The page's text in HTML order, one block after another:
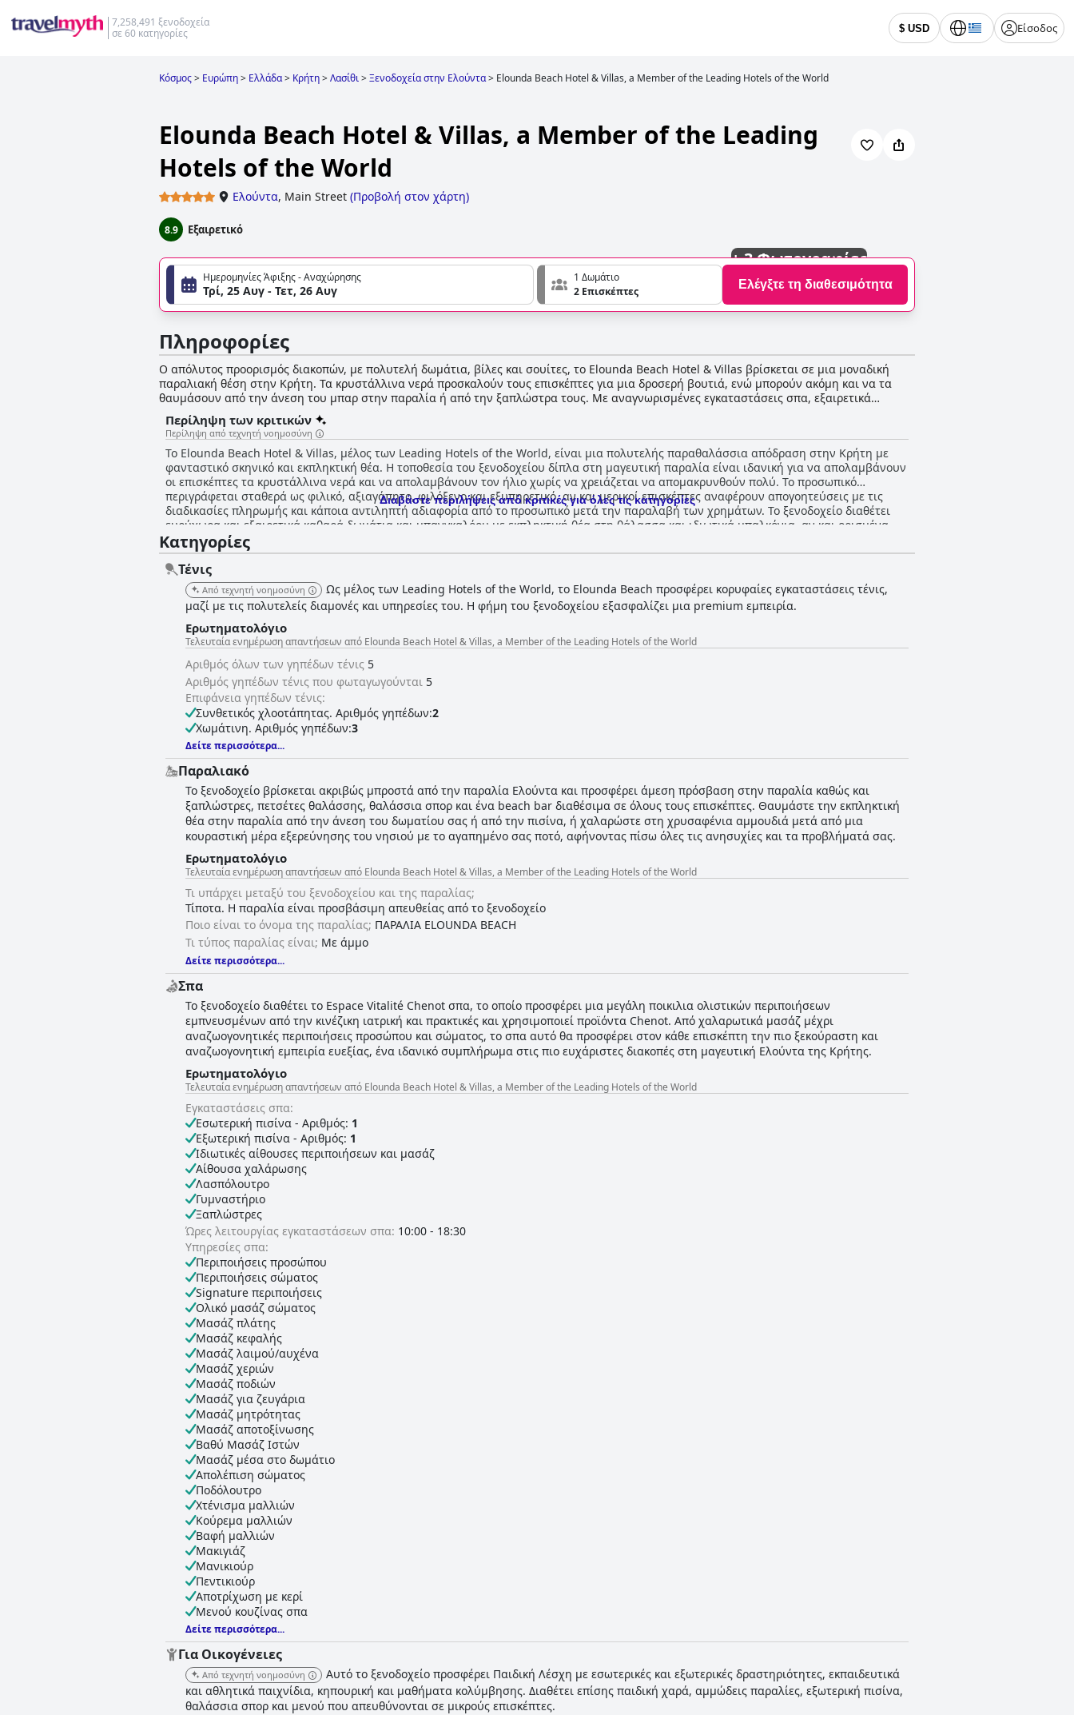
7,258,491 ξενοδοχεία
σε 60 κατηγορίες
$ USD Είσοδος
Κόσμος> Ευρώπη> Ελλάδα> Κρήτη>Λασίθι>Ξενοδοχεία στην Ελούντα> Elounda Beach Hotel & Villas, a Member of the Leading Hotels of the World
Elounda Beach Hotel & Villas, a Member of the Leading
Hotels of the World
Ελούντα, Main Street (Προβολή στον χάρτη)
8.9 Εξαιρετικό
+3 Φωτογραφίες
Ημερομηνίες Άφιξης - Αναχώρησης
Τρί, 25 Αυγ - Τετ, 26 Αυγ
1 Δωμάτιο
2 Επισκέπτες
Ελέγξτε τη διαθεσιμότητα
Πληροφορίες
Ο απόλυτος προορισμός διακοπών, με πολυτελή δωμάτια, βίλες και σουίτες, το Elounda Beach Hotel & Villas βρίσκεται σε μια μοναδική
παραλιακή θέση στην Κρήτη. Τα κρυστάλλινα νερά προσκαλούν τους επισκέπτες για μια δροσερή βουτιά, ενώ μπορούν ακόμη και να τα
θαυμάσουν από την άνεση του μπαρ στην παραλία ή από την ξαπλώστρα τους. Με αναγνωρισμένες εγκαταστάσεις σπα, εξαιρετικά
εστιατόρια και την πιο εκθαμβωτική παραλιακή τοποθεσία, το ξενοδοχείο αυτό είναι σίγουρο πως θα σας προσφέρει όλα όσα χρειάζεστε
για να περάσετε τις πιο χαλαρωτικές και ευχάριστες διακοπές στην Κρήτη.
Περίληψη των κριτικών
Περίληψη από τεχνητή νοημοσύνη
Το Elounda Beach Hotel & Villas, μέλος των Leading Hotels of the World, είναι μια πολυτελής παραθαλάσσια απόδραση στην Κρήτη με
φανταστικό σκηνικό και εκπληκτική θέα. Η τοποθεσία του ξενοδοχείου δίπλα στη μαγευτική παραλία είναι ιδανική για να απολαμβάνουν
οι επισκέπτες τα κρυστάλλινα νερά και να απολαμβάνουν τον ήλιο χωρίς να χρειάζεται να απομακρυνθούν πολύ. Το προσωπικό
περιγράφεται σταθερά ως φιλικό, αξιαγάπητο, φιλόξενο και εξυπηρετικό, αν και μερικοί επισκέπτες αναφέρουν απογοητεύσεις με τις
διαδικασίες πληρωμής και κάποια αντιληπτή αδιαφορία από το προσωπικό μετά την παραλαβή των χρημάτων. Το ξενοδοχείο διαθέτει
ευρύχωρα και εξαιρετικά καθαρά δωμάτια και μπανγκαλόου με εκπληκτική θέα στη θάλασσα και ιδιωτικά μπαλκόνια, αν και ορισμένα
μπορεί να είναι ξεπερασμένα και να χρειάζονται ανακαίνιση. Το πρωινό είναι μια ανάμικτη εμπειρία για τους επισκέπτες με κάποιους να
το βρίσκουν εξαιρετικό και άλλους να το βρίσκουν μέτριο. Το καθαρό περιβάλλον του ξενοδοχείου και η εξαιρετική εξυπηρέτηση
εντυπωσίασαν την πλειοψηφία των επισκεπτών. Το ξενοδοχείο προσφέρει δύο πανέμορφες πισίνες εξοπλισμένες με επιλογές για
εξωτερικά καθίσματα και μια παιδική πισίνα που είναι ιδανική για τους μικρούς επισκέπτες. Συνολικά, το Elounda Beach Hotel & Villas
αποπνέει κλασική κομψότητα και ευγένεια, καθιστώντας το μια εξαιρετική επιλογή για τους ταξιδιώτες που αναζητούν μια πολυτελή
παραθαλάσσια απόδραση στην Κρήτη.
Διαβάστε περιλήψεις από κριτικές για όλες τις κατηγορίες
Κατηγορίες
Τένις
Από τεχνητή νοημοσύνη
Ως μέλος των Leading Hotels of the World, το Elounda Beach προσφέρει κορυφαίες εγκαταστάσεις τένις,
μαζί με τις πολυτελείς διαμονές και υπηρεσίες του. Η φήμη του ξενοδοχείου εξασφαλίζει μια premium εμπειρία.
Ερωτηματολόγιο
Τελευταία ενημέρωση απαντήσεων από Elounda Beach Hotel & Villas, a Member of the Leading Hotels of the World
Αριθμός όλων των γηπέδων τένις 5
Αριθμός γηπέδων τένις που φωταγωγούνται 5
Επιφάνεια γηπέδων τένις:
Συνθετικός χλοοτάπητας. Αριθμός γηπέδων:2
Χωμάτινη. Αριθμός γηπέδων:3
Δείτε περισσότερα...
Παραλιακό
Το ξενοδοχείο βρίσκεται ακριβώς μπροστά από την παραλία Ελούντα και προσφέρει άμεση πρόσβαση στην παραλία καθώς και
ξαπλώστρες, πετσέτες θαλάσσης, θαλάσσια σπορ και ένα beach bar διαθέσιμα σε όλους τους επισκέπτες. Θαυμάστε την εκπληκτική
θέα στην παραλία από την άνεση του δωματίου σας ή από την πισίνα, ή χαλαρώστε στη χρυσαφένια αμμουδιά μετά από μια
κουραστική μέρα εξερεύνησης του νησιού με το αγαπημένο σας ποτό, αφήνοντας πίσω όλες τις ανησυχίες και τα προβλήματά σας.
Ερωτηματολόγιο
Τελευταία ενημέρωση απαντήσεων από Elounda Beach Hotel & Villas, a Member of the Leading Hotels of the World
Τι υπάρχει μεταξύ του ξενοδοχείου και της παραλίας;
Τίποτα. Η παραλία είναι προσβάσιμη απευθείας από το ξενοδοχείο
Ποιο είναι το όνομα της παραλίας; ΠΑΡΑΛΙΑ ELOUNDA BEACH
Τι τύπος παραλίας είναι; Με άμμο
Δείτε περισσότερα...
Σπα
Το ξενοδοχείο διαθέτει το Espace Vitalité Chenot σπα, το οποίο προσφέρει μια μεγάλη ποικιλια ολιστικών περιποιήσεων
εμπνευσμένων από την κινέζικη ιατρική και πρακτικές και χρησιμοποιεί προϊόντα Chenot. Από χαλαρωτικά μασάζ μέχρι
αναζωογονητικές περιποιήσεις προσώπου και σώματος, το σπα αυτό θα προσφέρει στον κάθε επισκέπτη την πιο ξεκούραστη και
αναζωογονητική εμπειρία ευεξίας, ένα ιδανικό συμπλήρωμα στις πιο ευχάριστες διακοπές στη μαγευτική Ελούντα της Κρήτης.
Ερωτηματολόγιο
Τελευταία ενημέρωση απαντήσεων από Elounda Beach Hotel & Villas, a Member of the Leading Hotels of the World
Εγκαταστάσεις σπα:
Εσωτερική πισίνα - Αριθμός: 1
Εξωτερική πισίνα - Αριθμός: 1
Ιδιωτικές αίθουσες περιποιήσεων και μασάζ
Αίθουσα χαλάρωσης
Λασπόλουτρο
Γυμναστήριο
Ξαπλώστρες
Ώρες λειτουργίας εγκαταστάσεων σπα: 10:00 - 18:30
Υπηρεσίες σπα:
Περιποιήσεις προσώπου
Περιποιήσεις σώματος
Signature περιποιήσεις
Ολικό μασάζ σώματος
Μασάζ πλάτης
Μασάζ κεφαλής
Μασάζ λαιμού/αυχένα
Μασάζ χεριών
Μασάζ ποδιών
Μασάζ για ζευγάρια
Μασάζ μητρότητας
Μασάζ αποτοξίνωσης
Βαθύ Μασάζ Ιστών
Μασάζ μέσα στο δωμάτιο
Απολέπιση σώματος
Ποδόλουτρο
Χτένισμα μαλλιών
Κούρεμα μαλλιών
Βαφή μαλλιών
Μακιγιάζ
Μανικιούρ
Πεντικιούρ
Αποτρίχωση με κερί
Μενού κουζίνας σπα
Δείτε περισσότερα...
Για Οικογένειες
Από τεχνητή νοημοσύνη
Αυτό το ξενοδοχείο προσφέρει Παιδική Λέσχη με εσωτερικές και εξωτερικές δραστηριότητες, εκπαιδευτικά
και αθλητικά παιχνίδια, κηπουρική και μαθήματα κολύμβησης. Διαθέτει επίσης παιδική χαρά, αμμώδεις παραλίες, εξωτερική πισίνα,
θαλάσσια σπορ και μενού που απευθύνονται σε μικρούς επισκέπτες.